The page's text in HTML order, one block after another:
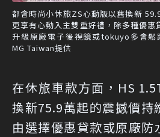
都會時尚小休旅ZS心動版以舊換新
更享有心動入主雙重好禮，除多種優惠
升級原廠電子後視鏡或tokuyo多會鬆
MG Taiwan提供
在休旅車款方面，HS
換新75.9萬起的震撼價持
由選擇優惠貸款或原廠防